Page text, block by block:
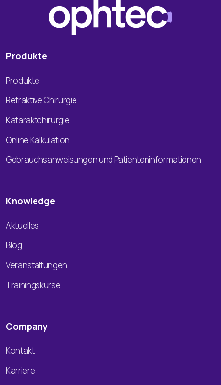
Produkte
Produkte
Refraktive Chirurgie
Kataraktchirurgie
Online Kalkulation
Gebrauchsanweisungen und Patienteninformationen
Knowledge
Aktuelles
Blog
Veranstaltungen
Trainingskurse
Company
Kontakt
Karriere